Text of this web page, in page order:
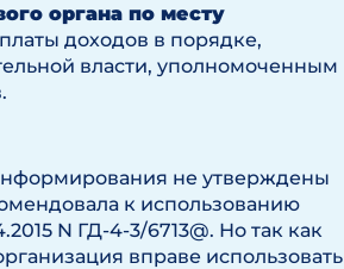
органа по месту
доходов в порядке,
власти, уполномоченным
не утверждены
к использованию
N ГД-4-3/6713@. Но так как
вправе использовать